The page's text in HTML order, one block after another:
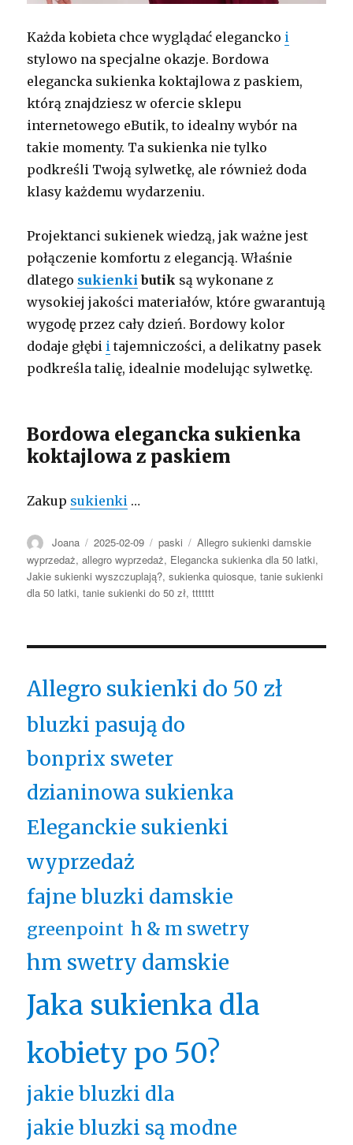
Każda kobieta chce wyglądać elegancko i
stylowo na specjalne okazje. Bordowa
elegancka sukienka koktajlowa z paskiem,
którą znajdziesz w ofercie sklepu
internetowego eButik, to idealny wybór na
takie momenty. Ta sukienka nie tylko
podkreśli Twoją sylwetkę, ale również doda
klasy każdemu wydarzeniu.
Projektanci sukienek wiedzą, jak ważne jest
połączenie komfortu z elegancją. Właśnie
dlatego sukienki butik są wykonane z
wysokiej jakości materiałów, które gwarantują
wygodę przez cały dzień. Bordowy kolor
dodaje głębi i tajemniczości, a delikatny pasek
podkreśla talię, idealnie modelując sylwetkę.
Bordowa elegancka sukienka
koktajlowa z paskiem
Zakup sukienki …
Autor
Joana Opublikowano
2025-02-09 Kategorie
paski Tagi
Allegro sukienki damskie
wyprzedaż,allegro wyprzedaż, Elegancka sukienka dla 50 latki,
Jakie sukienki wyszczuplają?,sukienka quiosque,tanie sukienki
dla 50 latki,tanie sukienki do 50 zł,ttttttt
Allegro sukienki do 50 zł
bluzki pasują do
bonprix sweter
dzianinowa sukienka
Eleganckie sukienki
wyprzedaż
fajne bluzki damskie
greenpoint h & m swetry
hm swetry damskie
Jaka sukienka dla
kobiety po 50?
jakie bluzki dla
jakie bluzki są modne